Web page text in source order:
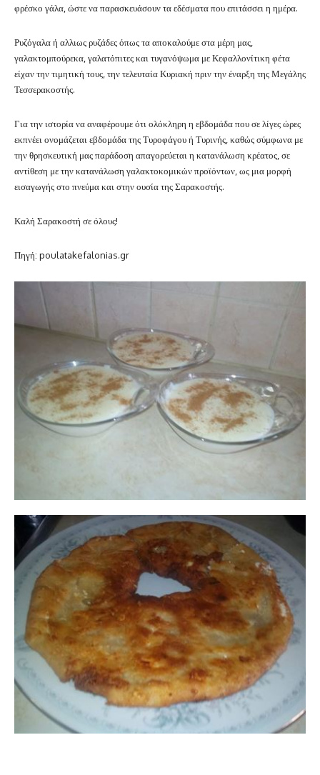
φρέσκο γάλα, ώστε να παρασκευάσουν τα εδέσματα που επιτάσσει η ημέρα.
Ρυζόγαλα ή αλλιως ρυζάδες όπως τα αποκαλούμε στα μέρη μας,
γαλακτομπούρεκα, γαλατόπιτες και τυγανόψωμα με Κεφαλλονίτικη φέτα
είχαν την τιμητική τους, την τελευταία Κυριακή πριν την έναρξη της Μεγάλης
Τεσσερακοστής.
Για την ιστορία να αναφέρουμε ότι ολόκληρη η εβδομάδα που σε λίγες ώρες
εκπνέει ονομάζεται εβδομάδα της Τυροφάγου ή Τυρινής, καθώς σύμφωνα με
την θρησκευτική μας παράδοση απαγορεύεται η κατανάλωση κρέατος, σε
αντίθεση με την κατανάλωση γαλακτοκομικών προϊόντων, ως μια μορφή
εισαγωγής στο πνεύμα και στην ουσία της Σαρακοστής.
Καλή Σαρακοστή σε όλους!
Πηγή: poulatakefalonias.gr